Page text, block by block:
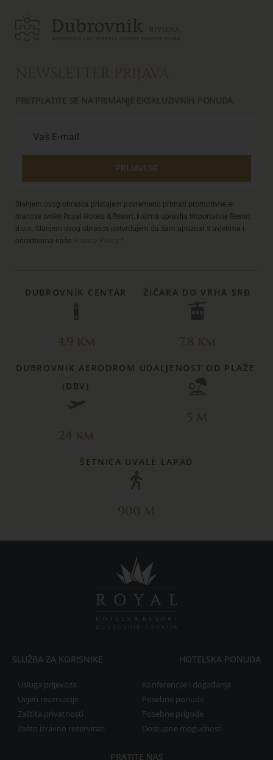
NEWSLETTER PRIJAVA
PRIJAVI SE
Slanjem ovog obrasca pristajem povremeno primati promotivne e-
mailove tvrtke Royal Hotels & Resort, kojima upravlja Importanne Resort
d.o.o. Slanjem ovog obrasca potvrđujem da sam upoznat s uvjetima i
odredbama naše Privacy Policy.*
DUBROVNIK CENTAR
4.9 km
ŽIČARA DO VRHA SRĐ
7.8 km
DUBROVNIK AERODROM
(DBV)
24 km
UDALJENOST OD PLAŽE
5 M
ŠETNICA UVALE LAPAD
900 M
SLUŽBA ZA KORISNIKE
Usluga prijevoza
Uvjeti rezervacije
Zaštita privatnosti
Zašto izravno rezervirati
HOTELSKA PONUDA
Konferencije i događanja
Posebne ponude
Posebne prigode
Dostupne mogućnosti
PRATITE NAS